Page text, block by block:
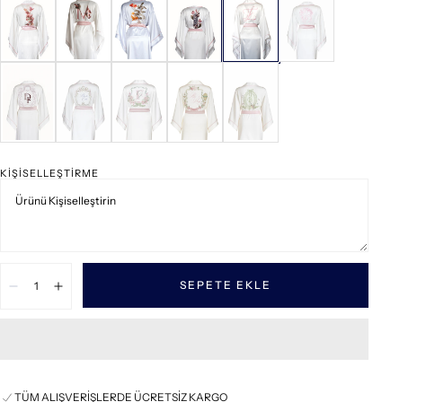
KIŞISELLEŞTIRME
Azalt
Artır SEPETE EKLE
TÜM ALIŞVERİŞLERDE ÜCRETSİZ KARGO